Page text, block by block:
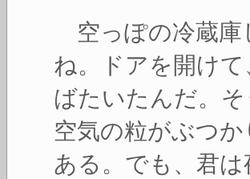
空っぽの冷蔵庫
ね。ドアを開け
ばたいたんだ。
空気の粒がぶつ
ある。でも、君